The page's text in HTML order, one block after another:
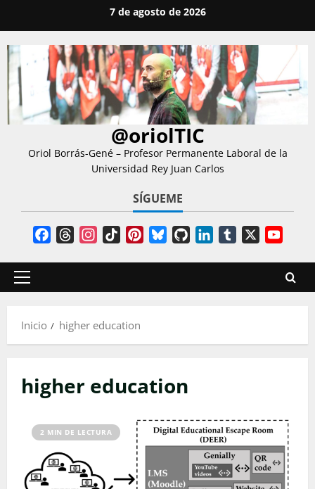
contenido
7 de agosto de 2026
@oriolTIC
Oriol Borrás-Gené – Profesor Permanente Laboral de la
Universidad Rey Juan Carlos
SÍGUEME
FacebookThreadsInstagram
TikTokPinterestBlueskyGitHubLinkedInTumblr
Menú
Inicio
higher education
higher education
2 MIN DE LECTURA